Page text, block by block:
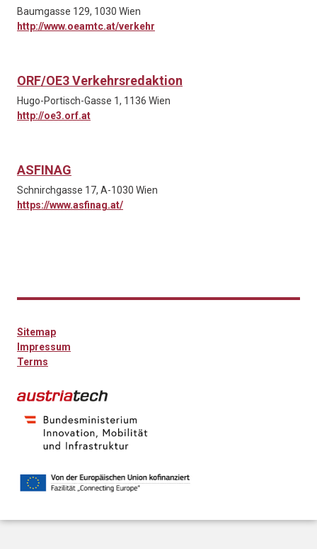
Baumgasse 129, 1030 Wien
http://www.oeamtc.at/verkehr
ORF/OE3 Verkehrsredaktion
Hugo-Portisch-Gasse 1, 1136 Wien
http://oe3.orf.at
ASFINAG
Schnirchgasse 17, A-1030 Wien
https://www.asfinag.at/
Sitemap
Impressum
Terms